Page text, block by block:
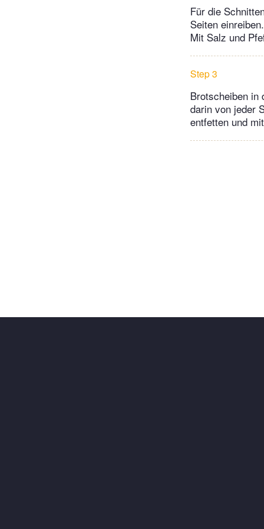
Für die
Seiten
Mit Salz und
Step 3
Brotscheiben in
darin von jeder
entfetten und